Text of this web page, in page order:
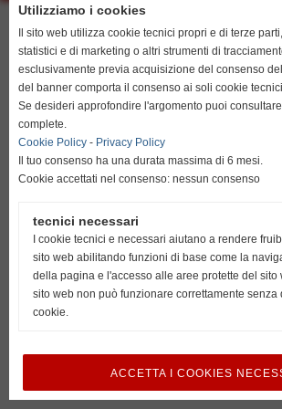
resta su italiano
go to english
http://www.unionvislendinara.it
Utilizziamo i cookies
Il sito web utilizza cookie tecnici propri e di terze
statistici e di marketing o altri strumenti di
esclusivamente previa acquisizione del consenso
del banner comporta il consenso ai soli cookie
Se desideri approfondire l'argomento puoi
complete.
Cookie Policy - Privacy Policy
Il tuo consenso ha una durata massima di 6 mesi.
Cookie accettati nel consenso: nessun consenso
tecnici necessari
I cookie tecnici e necessari aiutano a rendere
sito web abilitando funzioni di base come la
della pagina e l'accesso alle aree protette del sito
sito web non può funzionare correttamente senza
cookie.
ACCETTA I COOKIES